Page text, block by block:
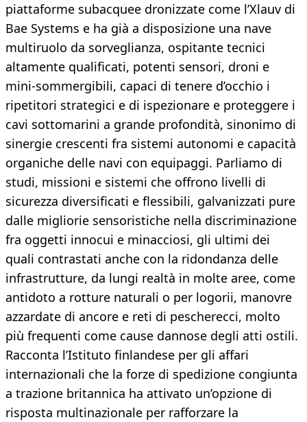
piattaforme subacquee dronizzate come l’Xlauv di
Bae Systems e ha già a disposizione una nave
multiruolo da sorveglianza, ospitante tecnici
altamente qualificati, potenti sensori, droni e
mini-sommergibili, capaci di tenere d’occhio i
ripetitori strategici e di ispezionare e proteggere i
cavi sottomarini a grande profondità, sinonimo di
sinergie crescenti fra sistemi autonomi e capacità
organiche delle navi con equipaggi. Parliamo di
studi, missioni e sistemi che offrono livelli di
sicurezza diversificati e flessibili, galvanizzati pure
dalle migliorie sensoristiche nella discriminazione
fra oggetti innocui e minacciosi, gli ultimi dei
quali contrastati anche con la ridondanza delle
infrastrutture, da lungi realtà in molte aree, come
antidoto a rotture naturali o per logorii, manovre
azzardate di ancore e reti di pescherecci, molto
più frequenti come cause dannose degli atti ostili.
Racconta l’Istituto finlandese per gli affari
internazionali che la forze di spedizione congiunta
a trazione britannica ha attivato un’opzione di
risposta multinazionale per rafforzare la